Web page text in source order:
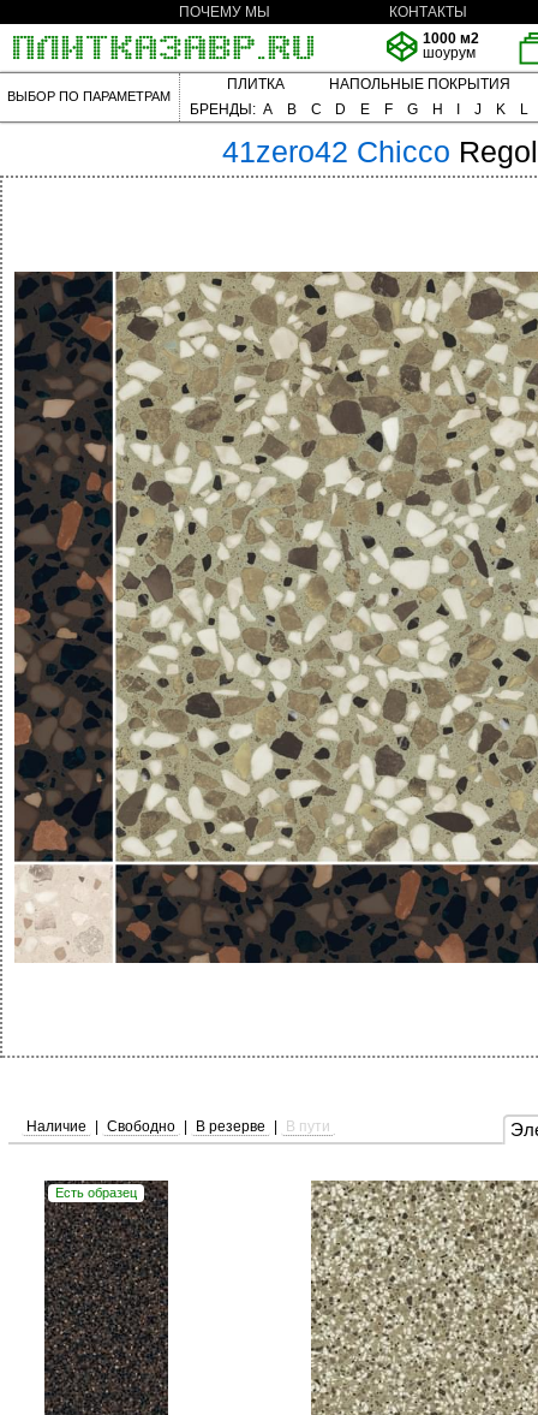
ПОЧЕМУ МЫ
КОНТАКТЫ
1000 м2
шоурум
ВЫБОР ПО ПАРАМЕТРАМ
ПЛИТКА
НАПОЛЬНЫЕ ПОКРЫТИЯ
БРЕНДЫ: A B C D E F G H J K L
41zero42 Chicco
Наличие Свободно В резерве В пути
Есть образец